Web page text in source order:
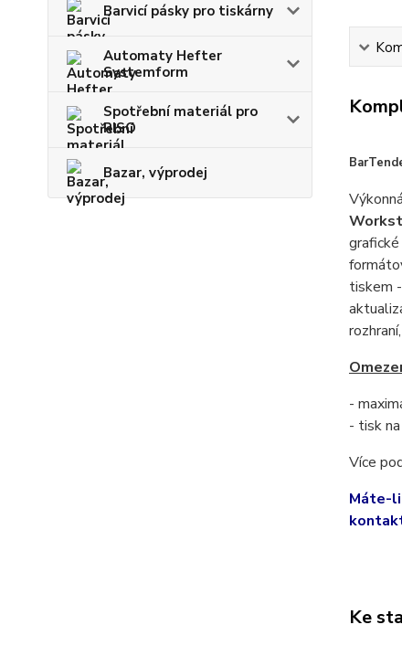
Barvicí pásky pro tiskárny
Automaty Hefter
Systemform
Spotřební materiál pro
RISO
Bazar, výprodej
tiskem
-
- tisk
Více
Máte-
Ke